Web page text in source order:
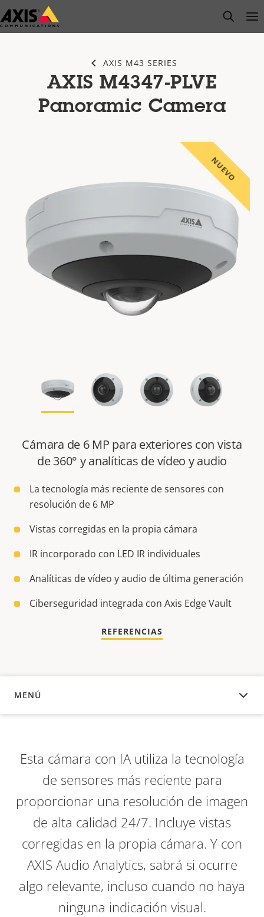
Saltar
al
open
AXIS M43 SERIES
AXIS M4347-PLVE
Panoramic Camera
NUEVO
Cámara de 6 MP para exteriores con vista
de 360° y analíticas de vídeo y audio
La tecnología más reciente de sensores con
resolución de 6 MP
Vistas corregidas en la propia cámara
IR incorporado con LED IR individuales
Analíticas de vídeo y audio de última generación
Ciberseguridad integrada con Axis Edge Vault
REFERENCIAS
MENÚ
DESCRIPCIÓN
Esta cámara con IA utiliza la tecnología
de sensores más reciente para
proporcionar una resolución de imagen
de alta calidad 24/7. Incluye vistas
corregidas en la propia cámara. Y con
AXIS Audio Analytics, sabrá si ocurre
algo relevante, incluso cuando no haya
ninguna indicación visual.